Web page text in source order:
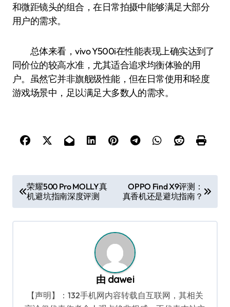
和微距镜头的组合，在日常拍摄中能够满足大部分
用户的需求。
总体来看，vivo Y500i在性能表现上确实达到了
同价位的较高水准，尤其适合追求均衡体验的用
户。虽然它并非旗舰级性能，但在日常使用和轻度
游戏场景中，足以满足大多数人的需求。
章
导
荣耀500 Pro MOLLY真
机避坑指南深度评测
OPPO Find X9评测：
真香机还是避坑指南？
由 dawei
【声明】：132手机网内容转载自互联网，其相关